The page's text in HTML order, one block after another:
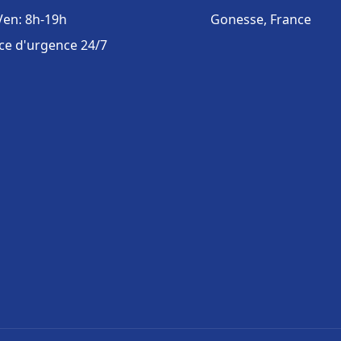
8h-19h
d'urgence 24/7
Gonesse, France